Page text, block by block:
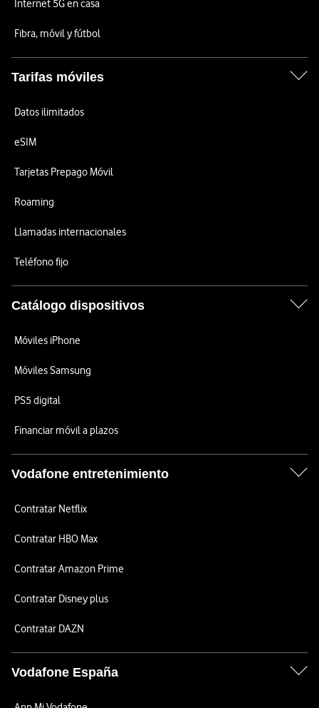
Internet 5G en casa
Fibra, móvil y fútbol
Tarifas móviles
Datos ilimitados
eSIM
Tarjetas Prepago Móvil
Roaming
Llamadas internacionales
Teléfono fijo
Catálogo dispositivos
Móviles iPhone
Móviles Samsung
PS5 digital
Financiar móvil a plazos
Vodafone entretenimiento
Contratar Netflix
Contratar HBO Max
Contratar Amazon Prime
Contratar Disney plus
Contratar DAZN
Vodafone España